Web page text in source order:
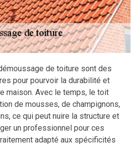
de toiture sont des
pour pourvoir la durabilité et
maison. Avec le temps, le toit
de mousses, de champignons,
ce qui peut nuire la structure et
un professionnel pour ces
adapté aux spécificités